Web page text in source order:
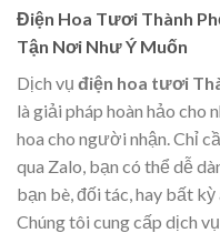
Điện Hoa Tươi Thành
Tận Nơi Như Ý Muốn
Dịch vụ điện hoa tươi
là giải pháp hoàn hảo
hoa cho người nhận. Chỉ
qua Zalo, bạn có thể dễ
bạn bè, đối tác, hay bất
Chúng tôi cung cấp dịch